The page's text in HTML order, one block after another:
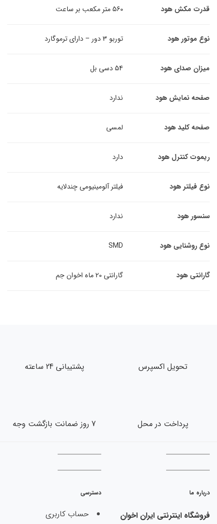
هود
هود
هود
هود ندارد
هود
هود
هود فیلتر آلومینیومی چندلایه
هود
اکسپرس
در محل
ایران اخوان
حساب کاربری